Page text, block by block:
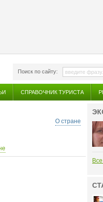
Поиск по сайту:
СПРАВОЧНИК ТУРИСТА
О стране